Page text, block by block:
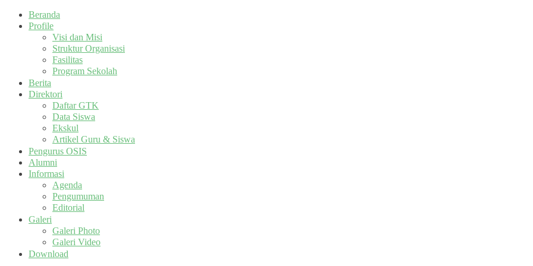
Beranda
Profile
Visi dan Misi
Struktur Organisasi
Fasilitas
Program Sekolah
Berita
Direktori
Daftar GTK
Data Siswa
Ekskul
Artikel Guru & Siswa
Pengurus OSIS
Alumni
Informasi
Agenda
Pengumuman
Editorial
Galeri
Galeri Photo
Galeri Video
Download